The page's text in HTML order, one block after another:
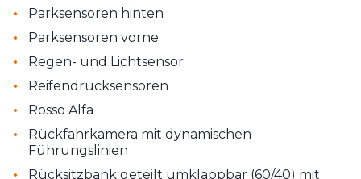
• Parksensoren hinten
• Parksensoren vorne
• Regen- und Lichtsensor
• Reifendrucksensoren
• Rosso Alfa
•
Rückfahrkamera mit dynamischen
Führungslinien
• Rücksitzbank geteilt umklappbar (60/40) mit